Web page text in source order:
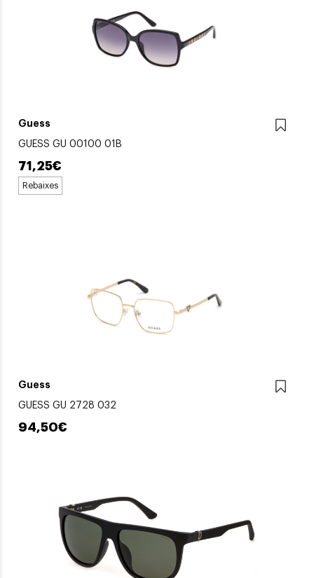
Guess
GUESS GU 00100 01B
71,25€
Rebaixes
Guess
GUESS GU 2728 032
94,50€